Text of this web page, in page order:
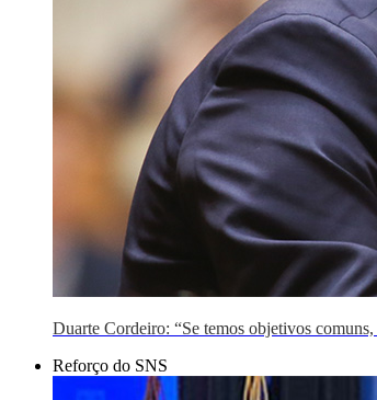
Duarte Cordeiro: “Se temos objetivos
Reforço do SNS